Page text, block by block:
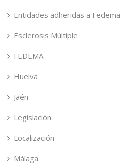
Entidades adheridas a Fedema
Esclerosis Múltiple
FEDEMA
Huelva
Jaén
Legislación
Localización
Málaga